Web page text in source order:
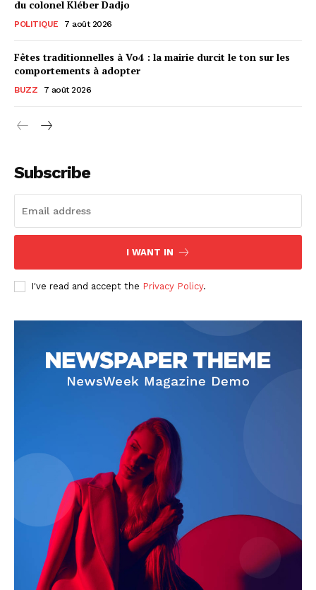
du colonel Kléber Dadjo
POLITIQUE 7 août 2026
Fêtes traditionnelles à Vo4 : la mairie durcit le ton sur les
comportements à adopter
BUZZ 7 août 2026
Subscribe
I WANT IN
I've read and accept the Privacy Policy.